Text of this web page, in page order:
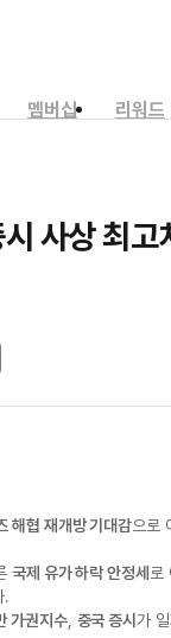
멤버십
리워드
시 사상 최
해협 재개방 기대감으로
국제 유가 하락 안정세 로
.
가권지수, 중국 증시가